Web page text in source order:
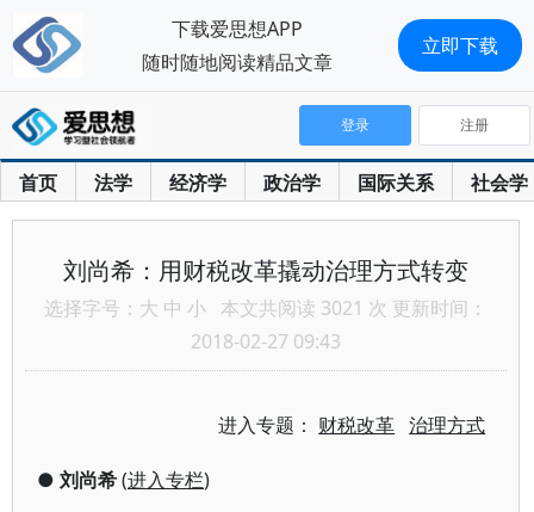
首页 法学 经济学 政治学 国际关系 社会学
登录 注册
刘尚希：用财税改革撬动治理方式转变
选择字号： 大 中 小 本文共阅读 3021 次 更新时间：
2018-02-27 09:43
进入专题： 财税改革 治理方式
● 刘尚希(进入专栏)
下载爱思想APP
随时随地阅读精品文章
立即下载